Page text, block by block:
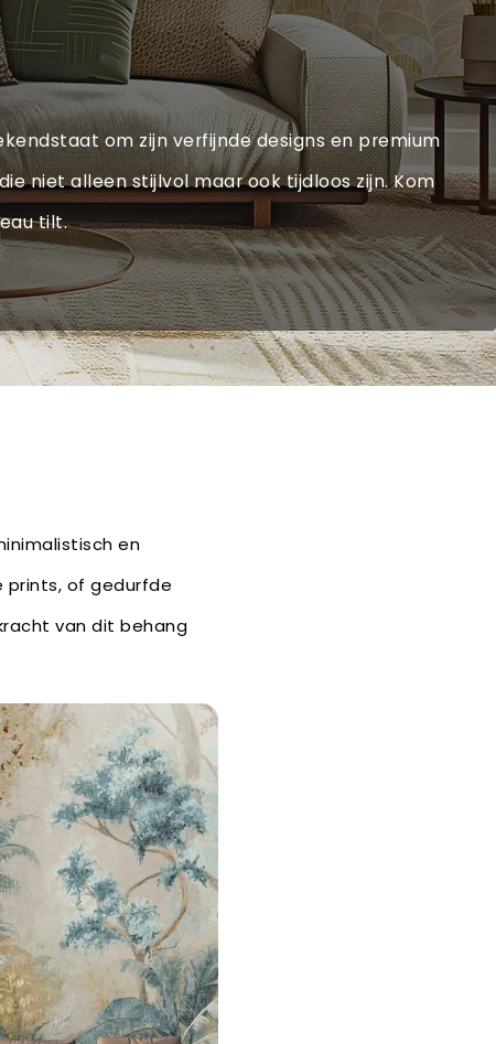
om zijn verfijnde designs en premium
niet alleen stijlvol maar ook tijdloos zijn. Kom
tilt.
en
prints, of gedurfde
van dit behang